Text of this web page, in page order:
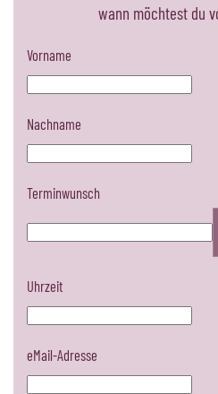
wann möchtest du
Vorname
Nachname
Terminwunsch
Uhrzeit
eMail-Adresse